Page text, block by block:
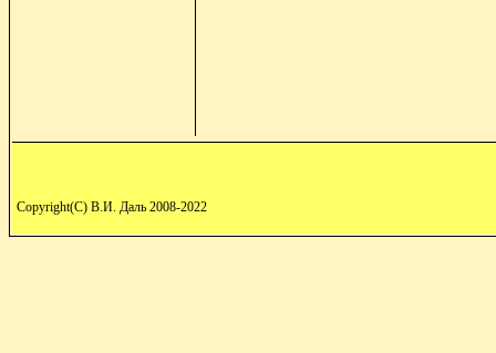
Copyright(C) В.И. Даль 2008-2022